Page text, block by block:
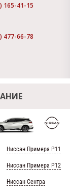
165-41-15
477-66-78
Ниссан Примера Р11
Ниссан Примера Р12
Ниссан Сентра